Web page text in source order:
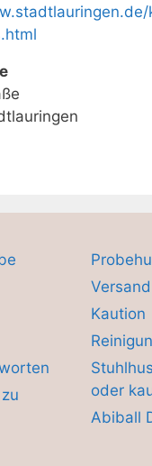
Kaution
oder
Abiball